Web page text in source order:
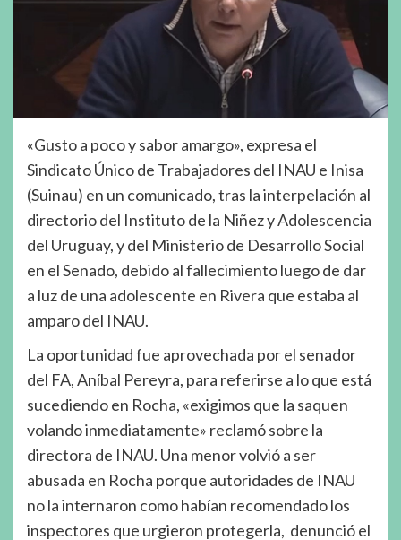
«Gusto a poco y sabor amargo», expresa el
Sindicato Único de Trabajadores del INAU e Inisa
(Suinau) en un comunicado, tras la interpelación al
directorio del Instituto de la Niñez y Adolescencia
del Uruguay, y del Ministerio de Desarrollo Social
en el Senado, debido al fallecimiento luego de dar
a luz de una adolescente en Rivera que estaba al
amparo del INAU.
La oportunidad fue aprovechada por el senador
del FA, Aníbal Pereyra, para referirse a lo que está
sucediendo en Rocha, «exigimos que la saquen
volando inmediatamente» reclamó sobre la
directora de INAU. Una menor volvió a ser
abusada en Rocha porque autoridades de INAU
no la internaron como habían recomendado los
inspectores que urgieron protegerla, denunció el